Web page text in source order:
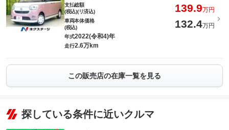
支払総額
(税込)(リ済込)
139.9万円
車両本体価格
(税込)
132.4万円
年式2022(令和4)年
走行2.6万km
この販売店の在庫一覧を見る
探している条件に近いクルマ